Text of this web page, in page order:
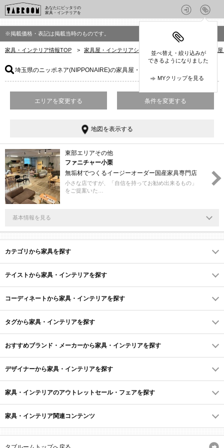
あなたにピッタリの
家具・インテリアを
並べ替え・絞り込みが
できるようになりました
MYクリップを見る
※掲載価格・表記は掲載当時のものです。
家具・インテリア情報TOP > 家具屋・インテリアショップを探す > 埼玉県の家具
埼玉県のニッポネア(NIPPONAIRE)の家具屋・インテリアショップ
エリアを変更する 条件を変更する
地図を表示する
東部エリアその他
ファニチャー小栗
無垢材でつくるイージーオーダー国産家具専門店
小さな店ですが、「自信を持ってお勧め出来るもの」
をご提案いた…
基本情報を見る
カテゴリから家具を探す
テイストから家具・インテリアを探す
コーディネートから家具・インテリアを探す
タグから家具・インテリアを探す
おすすめブランド・メーカーから家具・インテリアを探す
デザイナーから家具・インテリアを探す
家具・インテリアのアウトレットセール・フェアを探す
家具・インテリア関連コンテンツ